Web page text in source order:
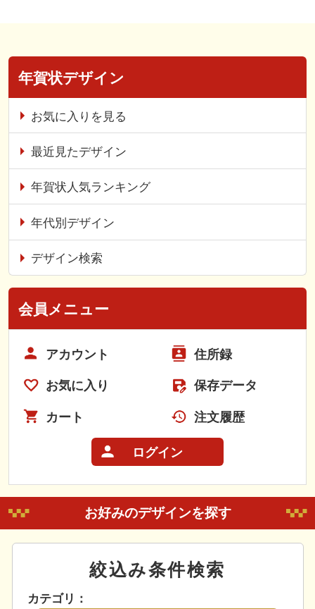
年賀状デザイン
お気に入りを見る
最近見たデザイン
年賀状人気ランキング
年代別デザイン
デザイン検索
会員メニュー
アカウント 住所録
お気に入り 保存データ
カート 注文履歴
ログイン
お好みのデザインを探す
絞込み条件検索
カテゴリ：